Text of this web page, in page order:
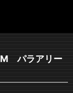
パラアリー